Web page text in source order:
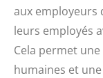
aux employeurs
leurs employés
Cela permet
humaines et